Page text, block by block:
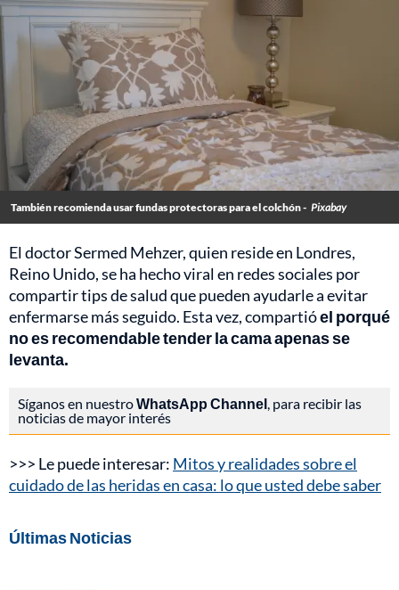
También recomienda usar fundas protectoras para el colchón - Pixabay
El doctor Sermed Mehzer, quien reside en Londres,
Reino Unido, se ha hecho viral en redes sociales por
compartir tips de salud que pueden ayudarle a evitar
enfermarse más seguido. Esta vez, compartióel porqué
no es recomendable tender la cama apenas se
levanta.
Síganos en nuestroWhatsApp Channel, para recibir las
noticias de mayor interés
>>> Le puede interesar: Mitos y realidades sobre el
cuidado de las heridas en casa: lo que usted debe saber
Últimas Noticias